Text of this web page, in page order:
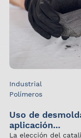
Industrial
Polímeros
Uso de
aplicación...
La elección del